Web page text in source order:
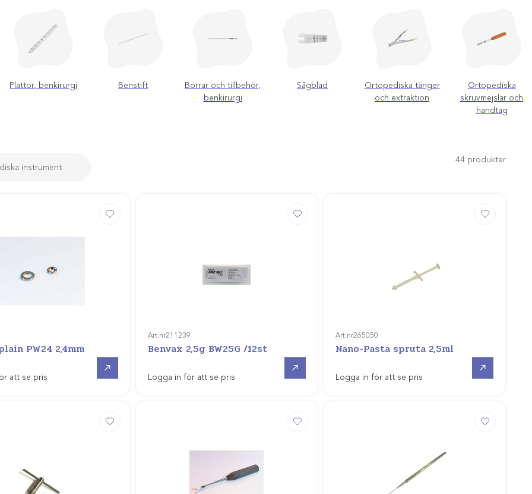
Plattor, benkirurgi Benstift
Borrar och tillbehör,
benkirurgi
Sågblad
Ortopediska tänger
och extraktion
Ortopediska
skruvmejslar och
handtag
44 produkter
PW24 2,4mm
att se pris
Art.nr211239
Benvax 2,5g BW25G /12st
Logga in för att se pris
Art.nr265050
Nano-Pasta spruta 2,5ml
Logga in för att se pris